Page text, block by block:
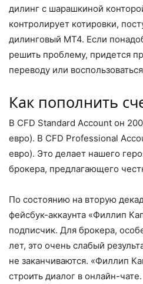
дилинг с шарашкиной
контролирует котировки,
дилинговый MT4. Если
решить проблему, придется
переводу или
Как пополнить
В CFD Standard Account он
евро). В CFD Professional
евро). Это делает нашего
брокера, предлагающего
По состоянию на вторую
фейсбук-аккаунта «Филлип
подписчик. Для брокера,
лет, это очень слабый
не заканчиваются. «Филлип
строить диалог в онлайн-